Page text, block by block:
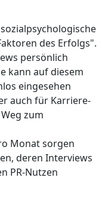
des Erfolgs".
persönlich
kann auf diesem
eingesehen
auch für Karriere-
zum
Monat sorgen
deren Interviews
PR-Nutzen